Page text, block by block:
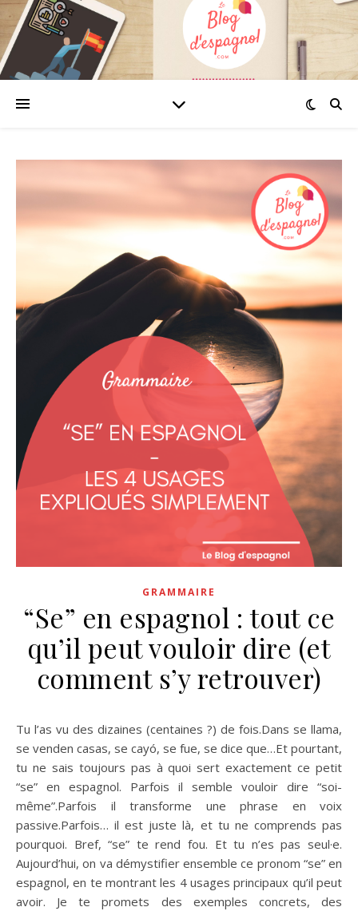
GRAMMAIRE
“Se” en espagnol : tout ce
qu’il peut vouloir dire (et
comment s’y retrouver)
Tu l’as vu des dizaines (centaines ?) de fois.Dans se llama,
se venden casas, se cayó, se fue, se dice que…Et pourtant,
tu ne sais toujours pas à quoi sert exactement ce petit
“se” en espagnol. Parfois il semble vouloir dire “soi-
même”.Parfois il transforme une phrase en voix
passive.Parfois… il est juste là, et tu ne comprends pas
pourquoi. Bref, “se” te rend fou. Et tu n’es pas seul·e.
Aujourd’hui, on va démystifier ensemble ce pronom “se” en
espagnol, en te montrant les 4 usages principaux qu’il peut
avoir. Je te promets des exemples concrets, des